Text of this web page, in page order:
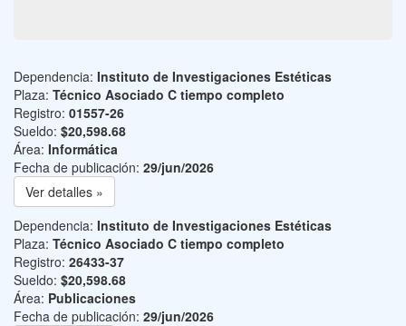
Dependencia: Instituto de Investigaciones Estéticas
Plaza: Técnico Asociado C tiempo completo
Registro: 01557-26
Sueldo: $20,598.68
Área: Informática
Fecha de publicación: 29/jun/2026
Ver detalles »
Dependencia: Instituto de Investigaciones Estéticas
Plaza: Técnico Asociado C tiempo completo
Registro: 26433-37
Sueldo: $20,598.68
Área: Publicaciones
Fecha de publicación: 29/jun/2026